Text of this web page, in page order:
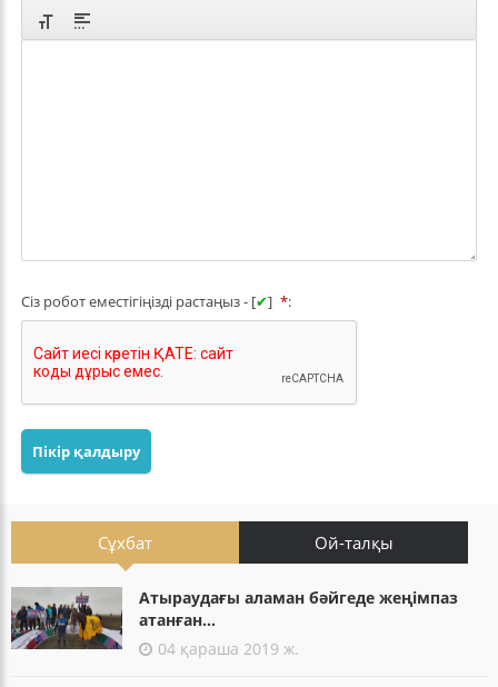
Сіз робот еместігіңізді растаңыз - [✔] *:
Пікір қалдыру
Сұхбат Ой-талқы
Атыраудағы аламан бәйгеде жеңімпаз
атанған...
04 қараша 2019 ж.